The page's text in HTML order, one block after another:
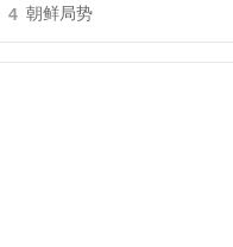
4 朝鲜局势